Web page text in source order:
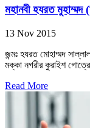
মহানবী হযরত মুহাম্মদ
13 Nov 2015
জন্মঃ হযরত মোহাম্মদ
মক্কা নগরীর কুরাইশ
Read More